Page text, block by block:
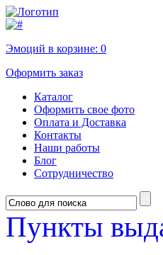
Эмоций в корзине: 0
Оформить заказ
Каталог
Оформить свое фото
Оплата и Доставка
Контакты
Наши работы
Блог
Сотрудничество
Пункты